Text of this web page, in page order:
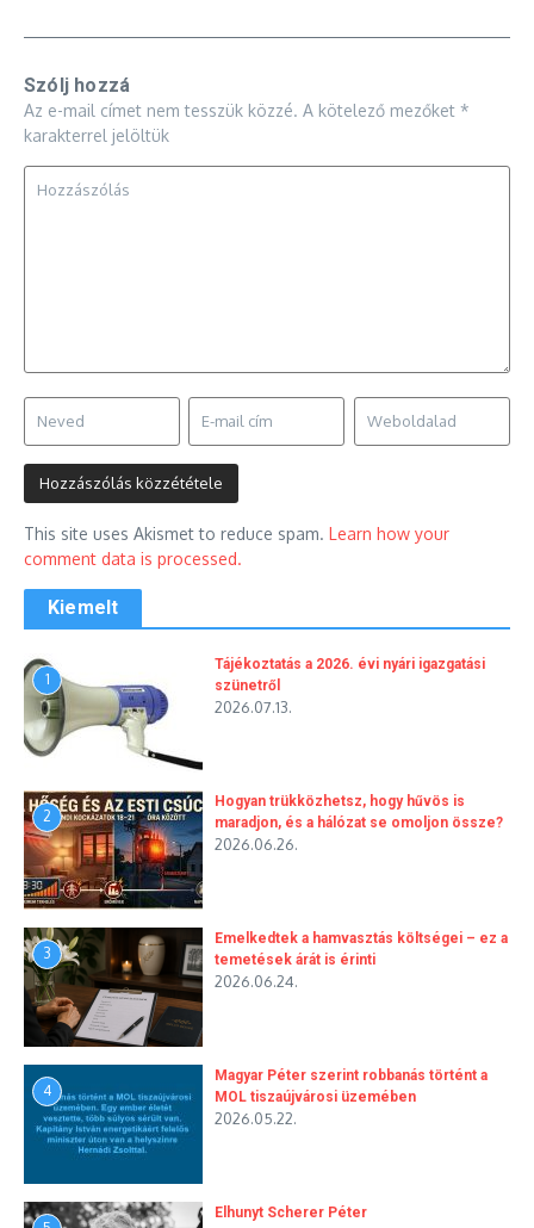
Szólj hozzá
Az e-mail címet nem tesszük közzé. A kötelező mezőket *
karakterrel jelöltük
This site uses Akismet to reduce spam. Learn how your
comment data is processed.
Kiemelt
1
Tájékoztatás a 2026. évi nyári igazgatási
szünetről
2026.07.13.
2
Hogyan trükközhetsz, hogy hűvös is
maradjon, és a hálózat se omoljon össze?
2026.06.26.
3
Emelkedtek a hamvasztás költségei – ez a
temetések árát is érinti
2026.06.24.
4
Magyar Péter szerint robbanás történt a
MOL tiszaújvárosi üzemében
2026.05.22.
Elhunyt Scherer Péter